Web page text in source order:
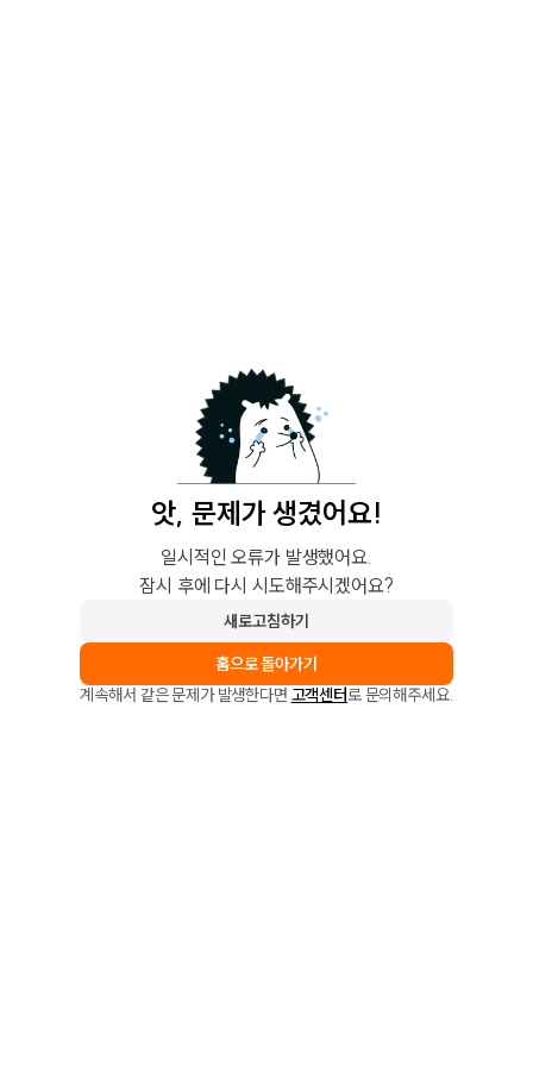
앗, 문제가 생겼어요!
일시적인 오류가 발생했어요.
잠시 후에 다시 시도해주시겠어요?
새로고침하기
홈으로 돌아가기
계속해서 같은 문제가 발생한다면 고객센터로 문의해주세요.